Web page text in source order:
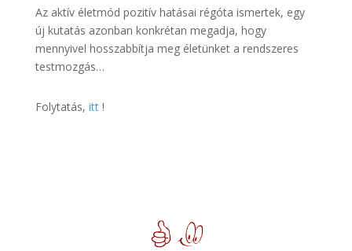
Az aktív életmód pozitív hatásai régóta ismertek, egy
új kutatás azonban konkrétan megadja, hogy
mennyivel hosszabbítja meg életünket a rendszeres
testmozgás…
Folytatás, itt!